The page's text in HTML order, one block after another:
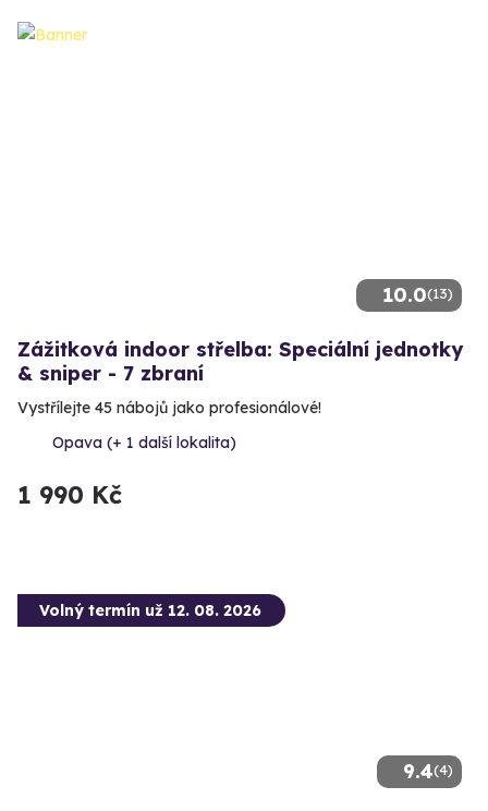
10.0(13)
Zážitková indoor střelba: Speciální jednotky
& sniper - 7 zbraní
Vystřílejte 45 nábojů jako profesionálové!
Opava (+ 1 další lokalita)
1 990 Kč
9.4(4)
Volný termín už 12. 08. 2026